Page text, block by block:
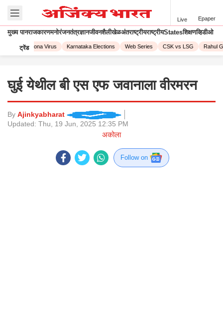
Live Epaper
मुख्य पानराजकारणमनोरंजनतंत्रज्ञानजीवनशैलीखेळअंतराष्ट्रीयराष्ट्रीयStatesशिक्षणव्हिडीओ
ट्रेंड
Corona Virus Karnataka Elections Web Series CSK vs LSG Rahul
घुई येथील बी एस एफ जवानाला वीरमरन
By Ajinkyabharat
Updated: Thu, 19 Jun, 2025 12:35 PM
अकोला
Follow on